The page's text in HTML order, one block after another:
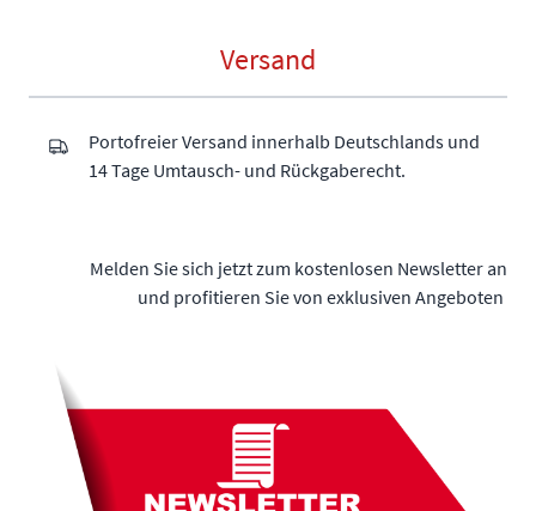
Versand
Portofreier Versand innerhalb Deutschlands und
14 Tage Umtausch- und Rückgaberecht.
Melden Sie sich jetzt zum kostenlosen Newsletter an
und profitieren Sie von exklusiven Angeboten